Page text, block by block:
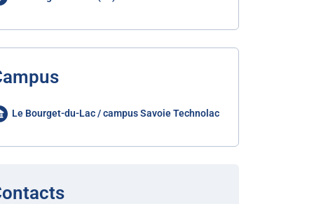
Le Bourget-du-Lac / campus Savoie Technolac